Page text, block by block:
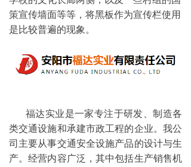
策宣传墙面等等，将黑板作为宣传栏使用
是比较普遍的现象。
福达实业是一家专注于研发、制造各
类交通设施和承建市政工程的企业。我公
司主要从事交通安全设施产品的设计与生
产。经营内容广泛，其中包括生产销售机